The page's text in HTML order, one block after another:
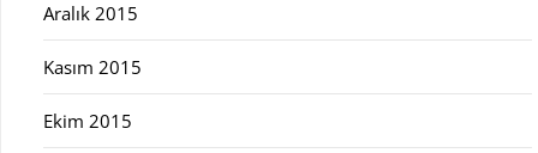
Aralık 2015
Kasım 2015
Ekim 2015